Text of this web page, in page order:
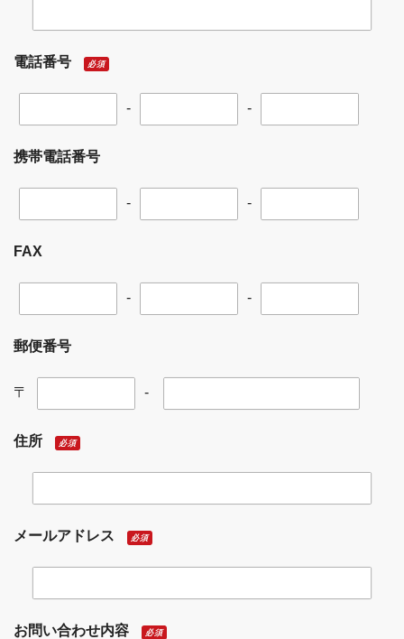
電話番号 必須
- -
携帯電話番号
- -
FAX
- -
郵便番号
〒 -
住所 必須
メールアドレス 必須
お問い合わせ内容 必須